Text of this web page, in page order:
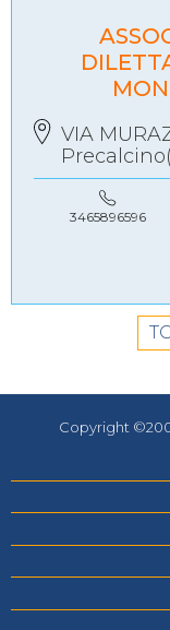
VIA
3465896596
Copyright